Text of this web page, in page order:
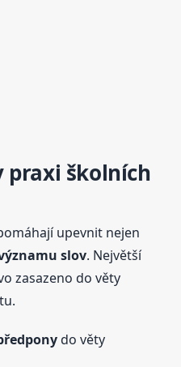
praxi školních
upevnit nejen
slov. Největší
zasazeno do věty
do věty